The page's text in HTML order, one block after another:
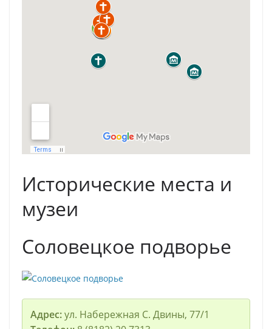
Исторические места и
музеи
Соловецкое подворье
Адрес:ул. Набережная С. Двины, 77/1